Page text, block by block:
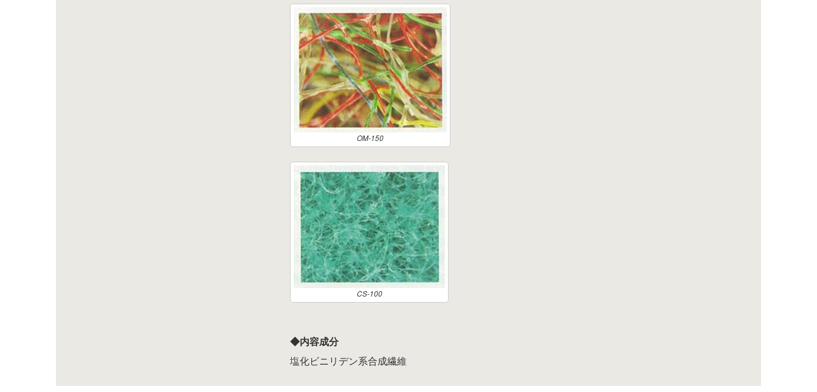
OM-150
CS-100
◆内容成分
塩化ビニリデン系合成繊維